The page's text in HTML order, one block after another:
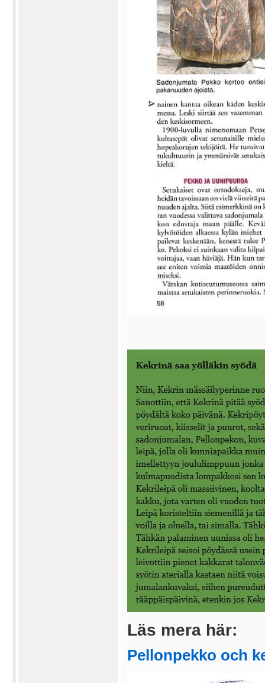
Läs mera här:
Pellonpekko och